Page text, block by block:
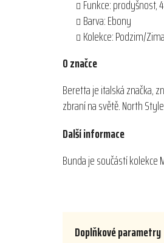
Funkce:
Barva: Ebony
Kolekce: Podzim/
O značce
Beretta je italská značka,
zbraní na světě. North
Další informace
Bunda je součástí
Doplňkové parametry